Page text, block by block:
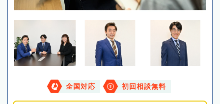
全国対応 初回相談無料